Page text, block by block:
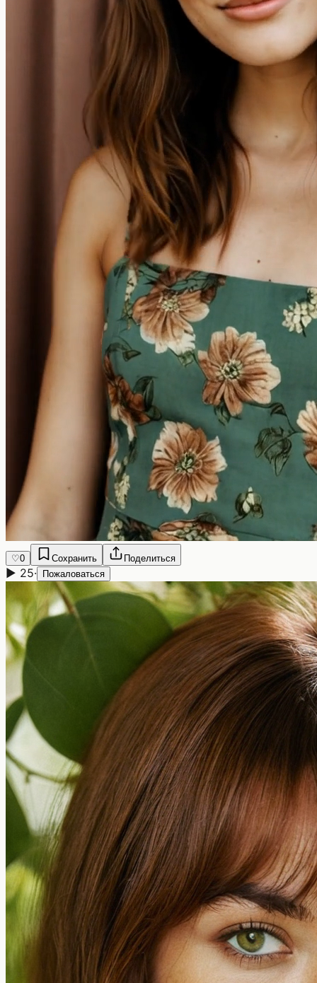
♡0 Сохранить Поделиться
▶ 25· Пожаловаться